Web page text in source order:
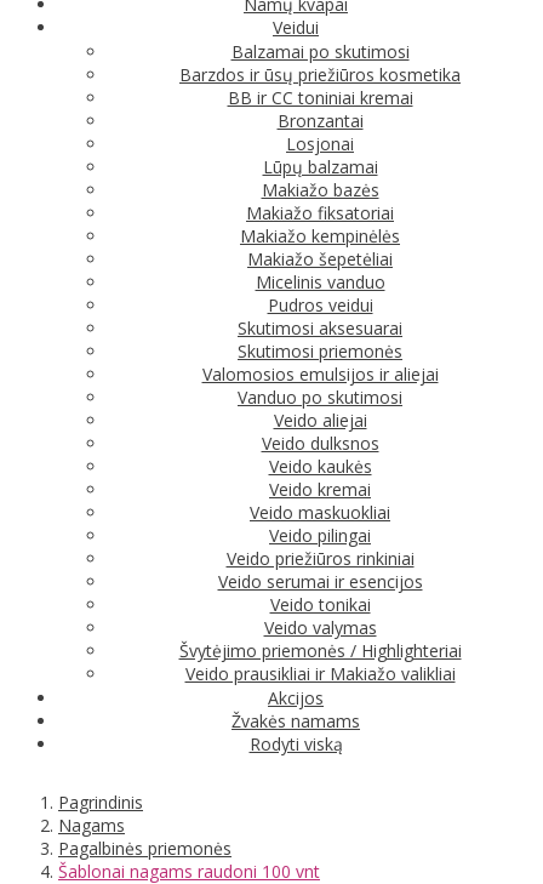
Veidui
Balzamai po skutimosi
Barzdos ir ūsų priežiūros kosmetika
BB ir CC toniniai kremai
Bronzantai
Losjonai
Lūpų balzamai
Makiažo bazės
Makiažo fiksatoriai
Makiažo kempinėlės
Makiažo šepetėliai
Micelinis vanduo
Pudros veidui
Skutimosi aksesuarai
Skutimosi priemonės
Valomosios emulsijos ir aliejai
Vanduo po skutimosi
Veido aliejai
Veido dulksnos
Veido kaukės
Veido kremai
Veido maskuokliai
Veido pilingai
Veido priežiūros rinkiniai
Veido serumai ir esencijos
Veido tonikai
Veido valymas
Švytėjimo priemonės / Highlighteriai
Veido prausikliai ir Makiažo valikliai
Akcijos
Žvakės namams
Rodyti viską
Pagrindinis
Nagams
Pagalbinės priemonės
Šablonai nagams raudoni 100 vnt